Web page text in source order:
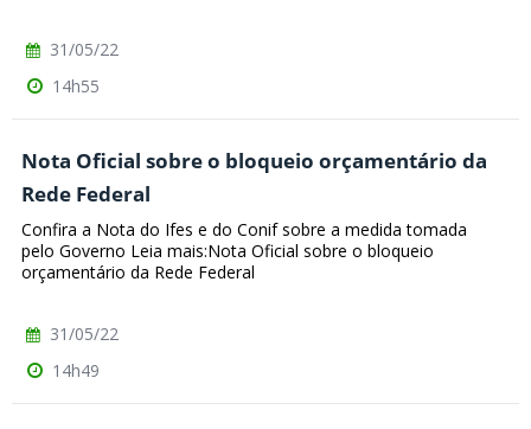
31/05/22
14h55
Nota Oficial sobre o bloqueio orçamentário da
Rede Federal
Confira a Nota do Ifes e do Conif sobre a medida tomada
pelo Governo Leia mais:Nota Oficial sobre o bloqueio
orçamentário da Rede Federal
31/05/22
14h49